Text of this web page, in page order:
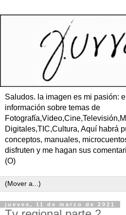
Saludos. la imagen es mi pasión:
información sobre temas de
Digitales,TIC,Cultura, Aquí habrá
conceptos, manuales,
disfruten y me hagan sus
(O)
jueves, 11 de marzo de 2021